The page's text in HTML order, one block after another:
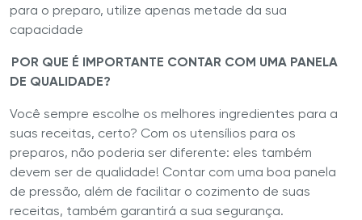
para o preparo, utilize apenas metade da sua
capacidade
POR QUE É IMPORTANTE CONTAR COM UMA PANELA
DE QUALIDADE?
Você sempre escolhe os melhores ingredientes para a
suas receitas, certo? Com os utensílios para os
preparos, não poderia ser diferente: eles também
devem ser de qualidade! Contar com uma boa panela
de pressão, além de facilitar o cozimento de suas
receitas, também garantirá a sua segurança.